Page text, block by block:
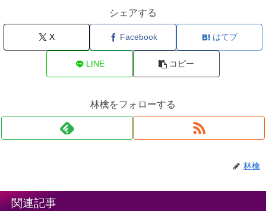
シェアする
X Facebook はてブ
LINE コピー
林檎をフォローする
林檎
関連記事